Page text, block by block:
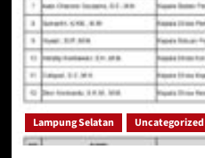
Lampung Selatan Uncategorized